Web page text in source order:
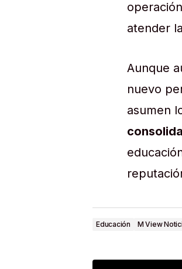
atender
Aunque
nuevo
asumen
Educación M View